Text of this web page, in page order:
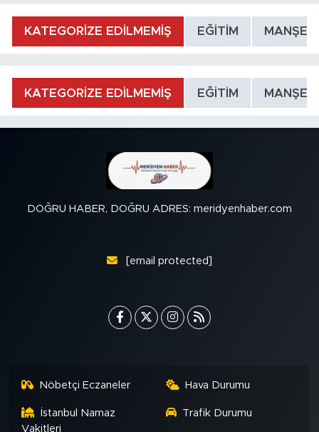
KATEGORİZE EDİLMEMİŞ EĞİTİM MANŞET
KATEGORİZE EDİLMEMİŞ EĞİTİM MANŞET
DOĞRU HABER, DOĞRU ADRES: meridyenhaber.com
[email protected]
Nöbetçi Eczaneler Hava Durumu
İstanbul Namaz
Vakitleri
Trafik Durumu